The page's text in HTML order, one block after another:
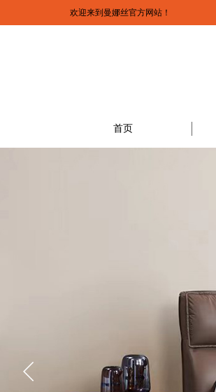
欢迎来到曼娜丝官方网站！
首页